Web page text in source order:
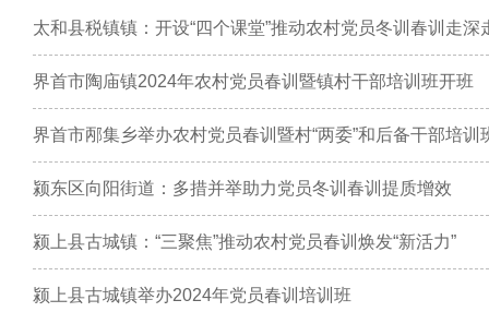
太和县税镇镇：开设“四个课堂”推动农村党员冬训春训走深
界首市陶庙镇2024年农村党员春训暨镇村干部培训班开班
界首市邴集乡举办农村党员春训暨村“两委”和后备干部培训
颍东区向阳街道：多措并举助力党员冬训春训提质增效
颍上县古城镇：“三聚焦”推动农村党员春训焕发“新活力”
颍上县古城镇举办2024年党员春训培训班